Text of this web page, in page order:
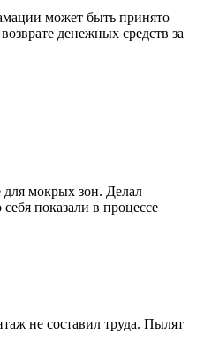
может быть принято
денежных средств за
для мокрых зон. Делал
показали в процессе
не составил труда. Пылят